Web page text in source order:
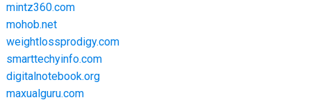
mintz360.com
mohob.net
weightlossprodigy.com
smarttechyinfo.com
digitalnotebook.org
maxualguru.com